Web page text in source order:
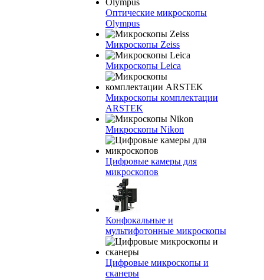
Оптические микроскопы
Olympus
Микроскопы Zeiss
Микроскопы Leica
Микроскопы комплектации
ARSTEK
Микроскопы Nikon
Цифровые камеры для
микроскопов
Конфокальные и
мультифотонные микроскопы
Цифровые микроскопы и
сканеры